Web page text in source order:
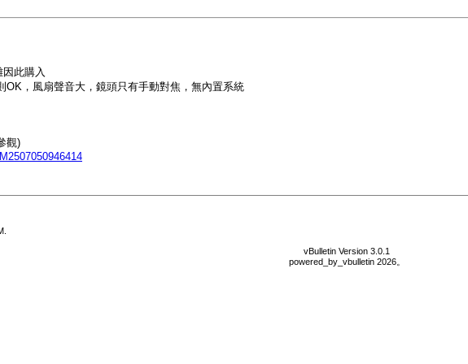
此購入
OK，風扇聲音大，鏡頭只有手動對焦，無內置系統
觀)
vBulletin Version 3.0.1
powered_by_vbulletin 2026。